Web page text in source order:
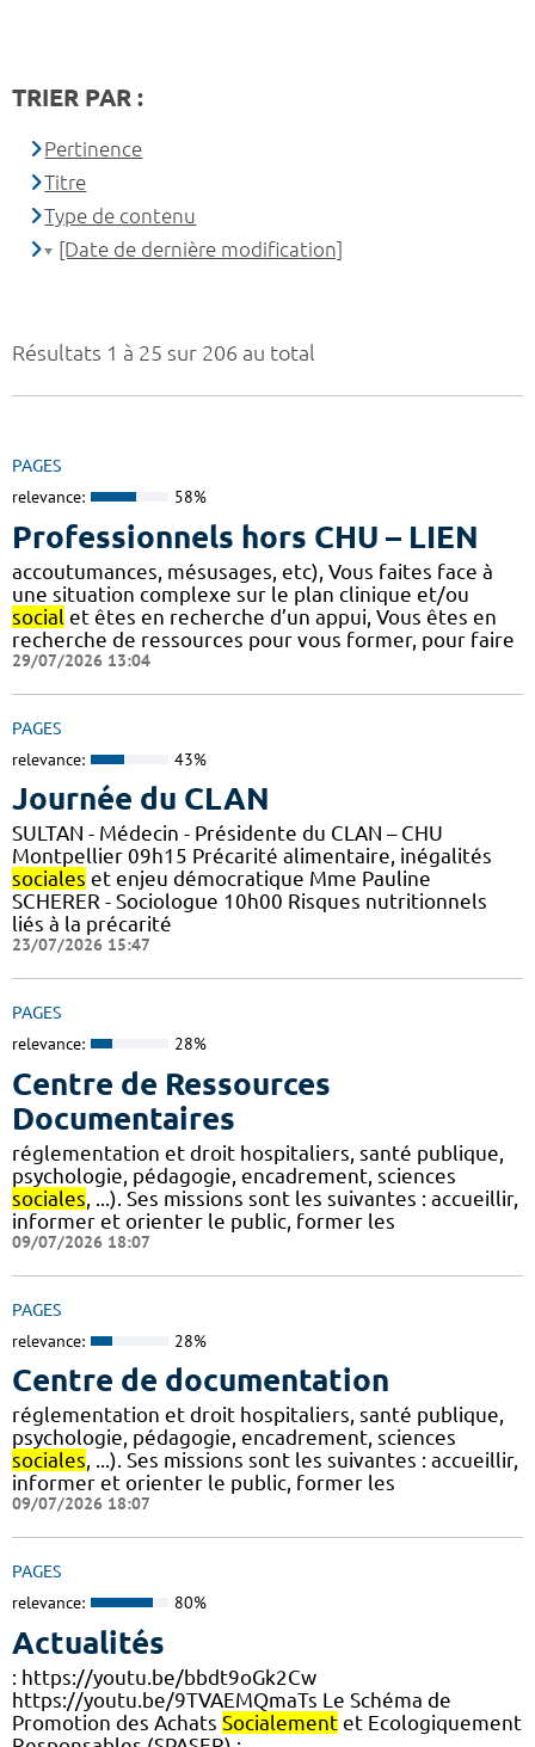
Résultats 1 à 25 sur 206 au total
PAGES
relevance: 58%
Professionnels hors CHU – LIEN
accoutumances, mésusages, etc), Vous faites face à
une situation complexe sur le plan clinique et/ou
social et êtes en recherche d’un appui, Vous êtes en
recherche de ressources pour vous former, pour faire
29/07/2026 13:04
PAGES
relevance: 43%
Journée du CLAN
SULTAN - Médecin - Présidente du CLAN – CHU
Montpellier 09h15 Précarité alimentaire, inégalités
sociales et enjeu démocratique Mme Pauline
SCHERER - Sociologue 10h00 Risques nutritionnels
liés à la précarité
23/07/2026 15:47
PAGES
relevance: 28%
Centre de Ressources
Documentaires
réglementation et droit hospitaliers, santé publique,
psychologie, pédagogie, encadrement, sciences
sociales , ...). Ses missions sont les suivantes : accueillir,
informer et orienter le public, former les
09/07/2026 18:07
PAGES
relevance: 28%
Centre de documentation
réglementation et droit hospitaliers, santé publique,
psychologie, pédagogie, encadrement, sciences
sociales, ...). Ses missions sont les suivantes : accueillir,
informer et orienter le public, former les
09/07/2026 18:07
PAGES
relevance: 80%
Actualités
: https://youtu.be/bbdt9oGk2Cw
https://youtu.be/9TVAEMQmaTs Le Schéma de
Promotion des Achats Socialement et Ecologiquement
TRIER PAR :
Pertinence
Titre
Type de contenu
[Date de dernière modification]